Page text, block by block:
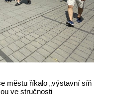
městu říkalo „výstavní síň
ve stručnosti